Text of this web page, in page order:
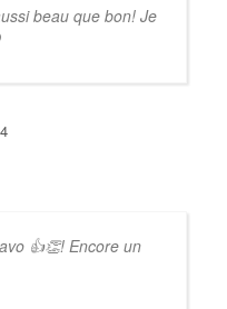
beau que bon! Je
👍👏! Encore un